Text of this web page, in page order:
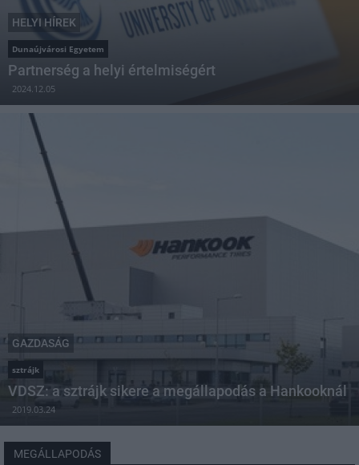
HELYI HÍREK
Dunaújvárosi Egyetem
Partnerség a helyi értelmiségért
2024.12.05
GAZDASÁG
sztrájk
VDSZ: a sztrájk sikere a megállapodás a Hankooknál
2019.03.24
MEGÁLLAPODÁS